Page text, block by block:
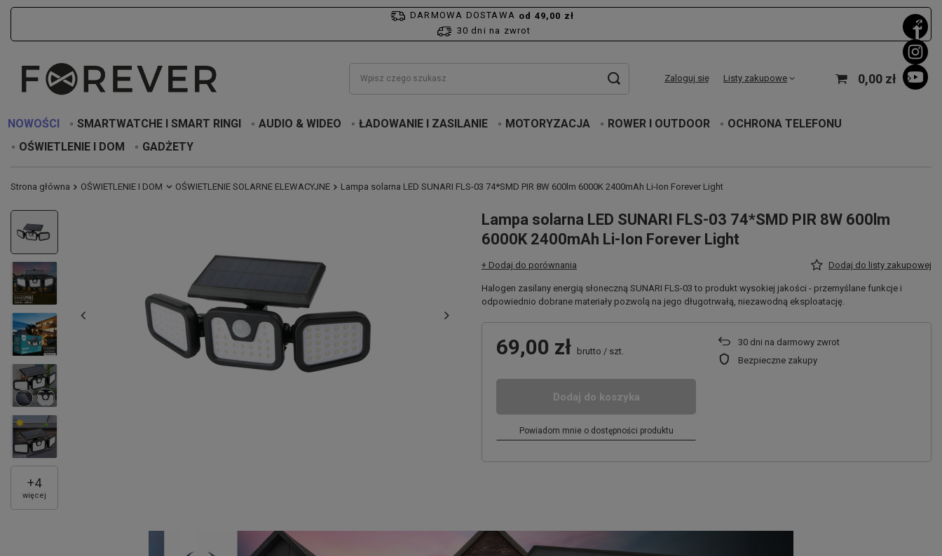
DARMOWA DOSTAWA od 49,00 zł
30 dni na zwrot
Zaloguj się Listy zakupowe 0,00 zł
NOWOŚCI SMARTWATCHE I SMART RINGI AUDIO & WIDEO ŁADOWANIE I ZASILANIE MOTORYZACJA ROWER I OUTDOOR
OCHRONA TELEFONU
OŚWIETLENIE I DOM
GADŻETY
Strona główna OŚWIETLENIE I DOM OŚWIETLENIE SOLARNE ELEWACYJNE Lampa solarna LED SUNARI FLS-03 74*SMD PIR 8W 600lm 6000K 2400mAh Li-Ion Forever Light
+4
więcej
Lampa solarna LED SUNARI FLS-03 74*SMD PIR 8W 600lm
6000K 2400mAh Li-Ion Forever Light
+ Dodaj do porównania Dodaj do listy zakupowej
Halogen zasilany energią słoneczną SUNARI FLS-03 to produkt wysokiej jakości - przemyślane funkcje i
odpowiednio dobrane materiały pozwolą na jego długotrwałą, niezawodną eksploatację.
69,00 zł brutto / szt.
Dodaj do koszyka
Powiadom mnie o dostępności produktu
30 dni na darmowy zwrot
Bezpieczne zakupy